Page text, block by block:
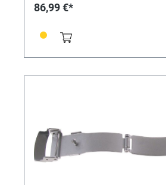
86,99 €*